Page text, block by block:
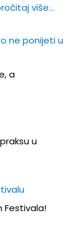
više…
ne ponijeti u
a
u
Festivala!